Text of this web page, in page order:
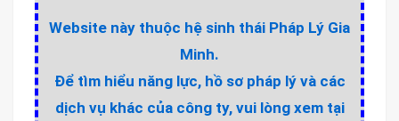
Website này thuộc hệ sinh thái Pháp Lý Gia
Minh.
Để tìm hiểu năng lực, hồ sơ pháp lý và các
dịch vụ khác của công ty, vui lòng xem tại